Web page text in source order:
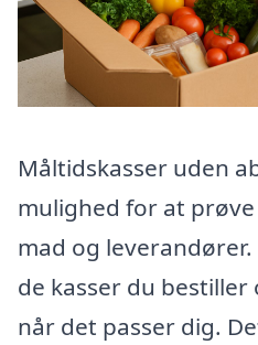
Måltidskasser uden
mulighed for at
mad og
de kasser du
når det passer dig.